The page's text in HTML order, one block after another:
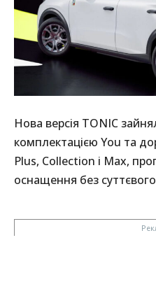
Нова версія TONIC
комплектацією You та
Plus, Collection і Max,
оснащення без